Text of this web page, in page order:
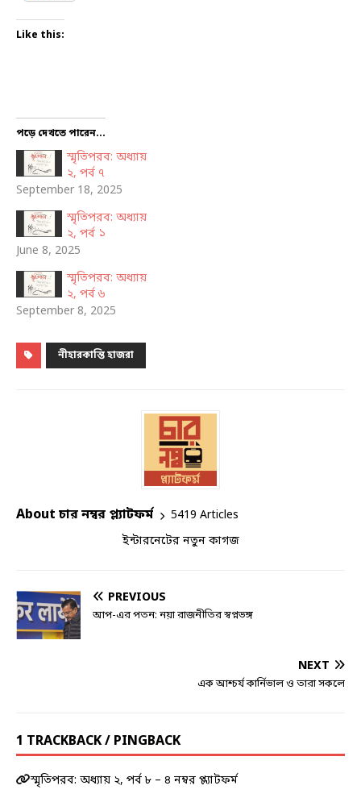
Like this:
পড়ে দেখতে পারেন...
স্মৃতিপরব: অধ্যায়
২, পর্ব ৭
September 18, 2025
স্মৃতিপরব: অধ্যায়
২, পর্ব ১
June 8, 2025
স্মৃতিপরব: অধ্যায়
২, পর্ব ৬
September 8, 2025
নীহারকান্তি হাজরা
About চার নম্বর প্ল্যাটফর্ম
5419 Articles
ইন্টারনেটের নতুন কাগজ
PREVIOUS
আপ-এর পতন: নয়া রাজনীতির স্বপ্নভঙ্গ
NEXT
এক আশ্চর্য কার্নিভাল ও তারা সকলে
1 TRACKBACK / PINGBACK
স্মৃতিপরব: অধ্যায় ২, পর্ব ৮ – ৪ নম্বর প্ল্যাটফর্ম